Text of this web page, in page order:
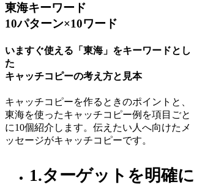
東海キーワード
10パターン×10ワード
いますぐ使える「東海」をキーワードとし
た
キャッチコピーの考え方と見本
キャッチコピーを作るときのポイントと、
東海を使ったキャッチコピー例を項目ごと
に10個紹介します。伝えたい人へ向けたメ
ッセージがキャッチコピーです。
1.ターゲットを明確に